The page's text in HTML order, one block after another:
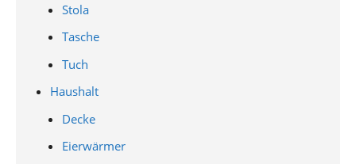
Stola
Tasche
Tuch
Haushalt
Decke
Eierwärmer